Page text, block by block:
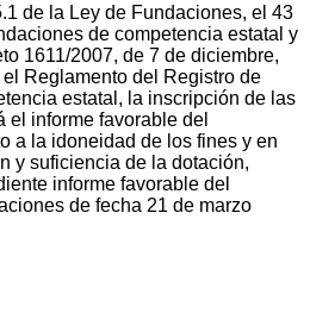
de la Ley de Fundaciones, el 43
de competencia estatal y
1611/2007, de 7 de diciembre,
Reglamento del Registro de
estatal, la inscripción de las
el informe favorable del
a la idoneidad de los fines y en
y suficiencia de la dotación,
informe favorable del
de fecha 21 de marzo